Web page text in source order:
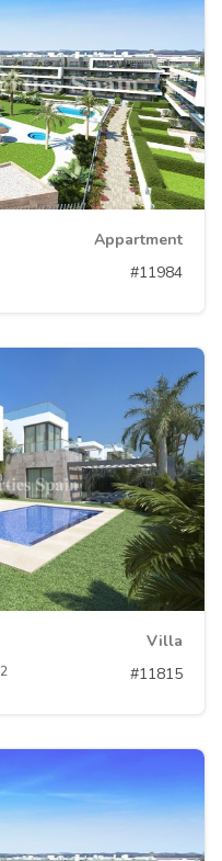
Appartment
#11984
Villa
2 #11815